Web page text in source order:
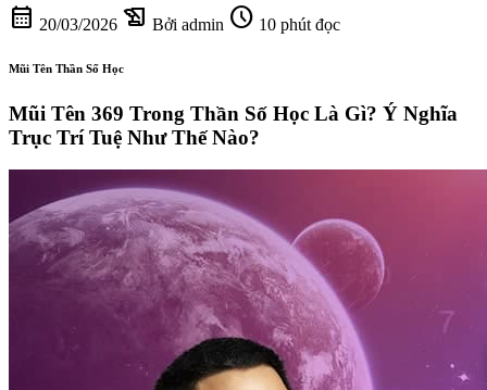
calendar_month 20/03/2026 history_edu Bởi admin schedule 10 phút đọc
Mũi Tên Thần Số Học
Mũi Tên 369 Trong Thần Số Học Là Gì? Ý Nghĩa
Trục Trí Tuệ Như Thế Nào?